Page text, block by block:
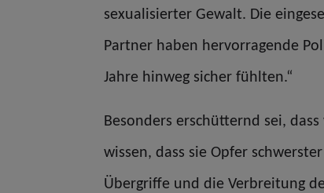
sexualisierter Gewalt. Die
Partner haben hervorragende
Jahre hinweg sicher fühlten.“
Besonders erschütternd sei,
wissen, dass sie Opfer
Übergriffe und die Verbreitung